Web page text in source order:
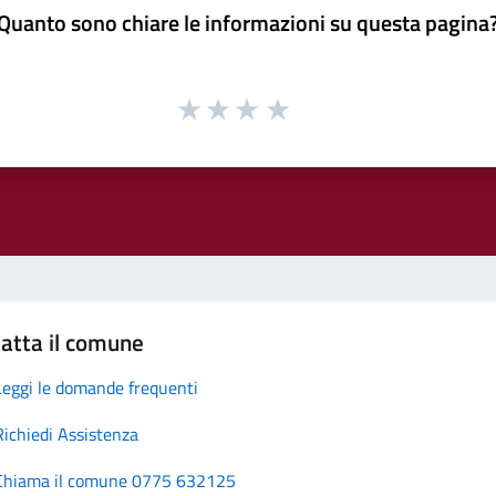
sono chiare le informazioni su questa
il comune
le domande frequenti
Assistenza
il comune 0775 632125